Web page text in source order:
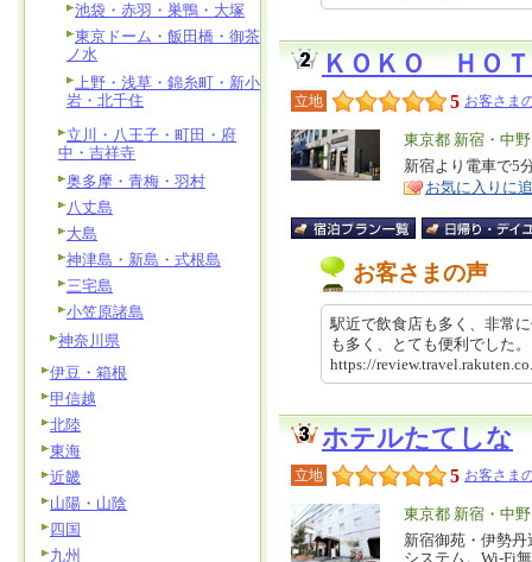
ＫＯＫＯ ＨＯ
立地 5 お客さま
エ
リ
ア
東京都 新宿・中
特
徴
新宿より電車で5
お気に入りに
お客さまの声
駅近で飲食店も多く、非常
も多く、とても便利でした
https://
ホテルたてしな
立地 5 お客さま
エ
リ
東京都 新宿・中
特
新宿御苑・伊勢
システム。Wi-Fi
池袋・赤羽・巣鴨・大塚
東京ドーム・飯田橋・御茶
ノ水
上野・浅草・錦糸町・新小
岩・北千住
立川・八王子・町田・府
中・吉祥寺
奥多摩・青梅・羽村
八丈島
大島
神津島・新島・式根島
三宅島
小笠原諸島
神奈川県
伊豆・箱根
甲信越
北陸
東海
近畿
山陽・山陰
四国
九州